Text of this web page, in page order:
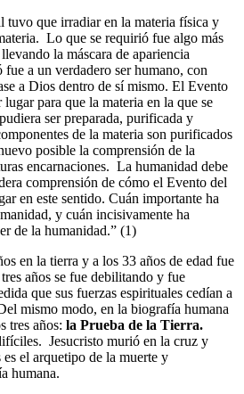
tuvo que irradiar en la materia física y
Lo que se requirió fue algo más
la máscara de apariencia
fue a un verdadero ser humano, con
a Dios dentro de sí mismo. El Evento
para que la materia en la que se
ser preparada, purificada y
de la materia son purificados
posible la comprensión de la
encarnaciones. La humanidad debe
comprensión de cómo el Evento del
en este sentido. Cuán importante ha
y cuán incisivamente ha
de la humanidad.” (1)
en la tierra y a los 33 años de edad fue
años se fue debilitando y fue
que sus fuerzas espirituales cedían a
mismo modo, en la biografía humana
tres años: la Prueba de la Tierra.
Jesucristo murió en la cruz y
el arquetipo de la muerte y
humana.